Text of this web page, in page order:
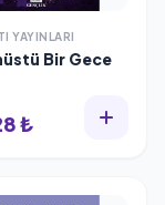
YAYINLARI
Bir Gece
₺